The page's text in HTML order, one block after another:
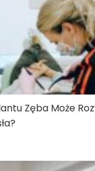
Zęba Może